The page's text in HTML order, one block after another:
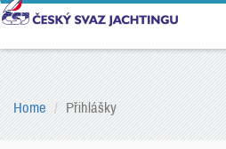
Home Přihlášky